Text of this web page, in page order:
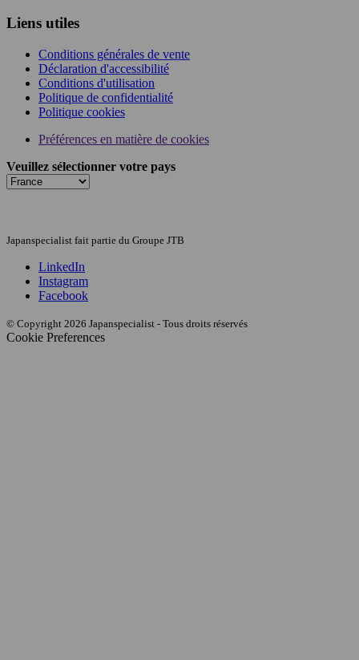
Liens utiles
Conditions générales de vente
Déclaration d'accessibilité
Conditions d'utilisation
Politique de confidentialité
Politique cookies
Préférences en matière de cookies
Veuillez sélectionner votre pays
Japanspecialist fait partie du Groupe JTB
LinkedIn
Instagram
Facebook
© Copyright 2026 Japanspecialist - Tous droits réservés
Cookie Preferences